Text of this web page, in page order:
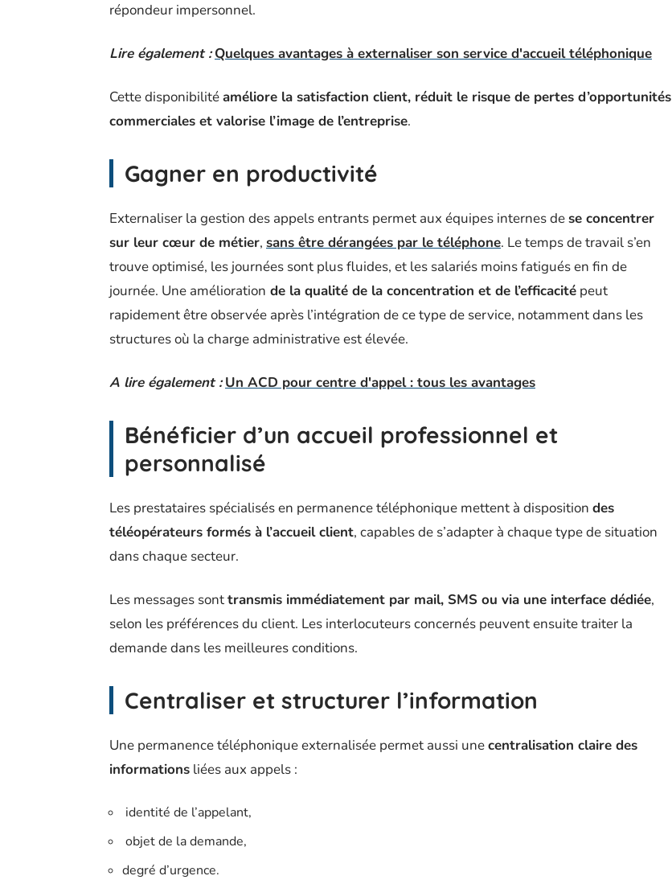
répondeur impersonnel.
Lire également : Quelques avantages à externaliser son service d'accueil téléphonique
Cette disponibilitéaméliore la satisfaction client, réduit le risque de pertes d’opportunités
commerciales et valorise l’image de l’entreprise.
Gagner en productivité
Externaliser la gestion des appels entrants permet aux équipes internes dese concentrer
sur leur cœur de métier, sans être dérangées par le téléphone. Le temps de travail s’en
trouve optimisé, les journées sont plus fluides, et les salariés moins fatigués en fin de
journée. Une amélioration de la qualité de la concentration et de l’efficacité peut
rapidement être observée après l’intégration de ce type de service, notamment dans les
structures où la charge administrative est élevée.
A lire également : Un ACD pour centre d'appel : tous les avantages
Bénéficier d’un accueil professionnel et
personnalisé
Les prestataires spécialisés en permanence téléphonique mettent à disposition des
téléopérateurs formés à l’accueil client, capables de s’adapter à chaque type de situation
dans chaque secteur.
Les messages sonttransmis immédiatement par mail, SMS ou via une interface dédiée,
selon les préférences du client. Les interlocuteurs concernés peuvent ensuite traiter la
demande dans les meilleures conditions.
Centraliser et structurer l’information
Une permanence téléphonique externalisée permet aussi unecentralisation claire des
informations liées aux appels :
identité de l’appelant,
objet de la demande,
degré d’urgence.